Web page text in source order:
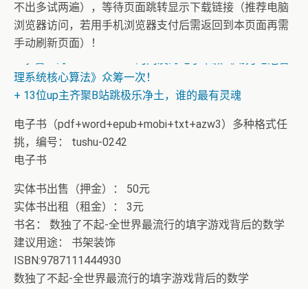
不出多试两遍），等待页面跳转显示下载链接（推荐电脑
浏览器访问，若用手机浏览器支付后需返回到本页面再需
手动刷新页面）！
+ 美女电影高清预览
理系统核心算法》众筹一次！
+ 13位up主齐聚B站跳极乐净土，谁的最有灵魂
电子书（pdf+word+epub+mobi+txt+azw3）多种格式任
挑，编号： tushu-0242
电子书
实体书出售（押金）： 50元
实体书出租（租金）： 3元
书名： 数独了不起-全世界最流行的填字游戏背后的数学
建议用途： 书架装饰
ISBN:9787111444930
数独了不起-全世界最流行的填字游戏背后的数学